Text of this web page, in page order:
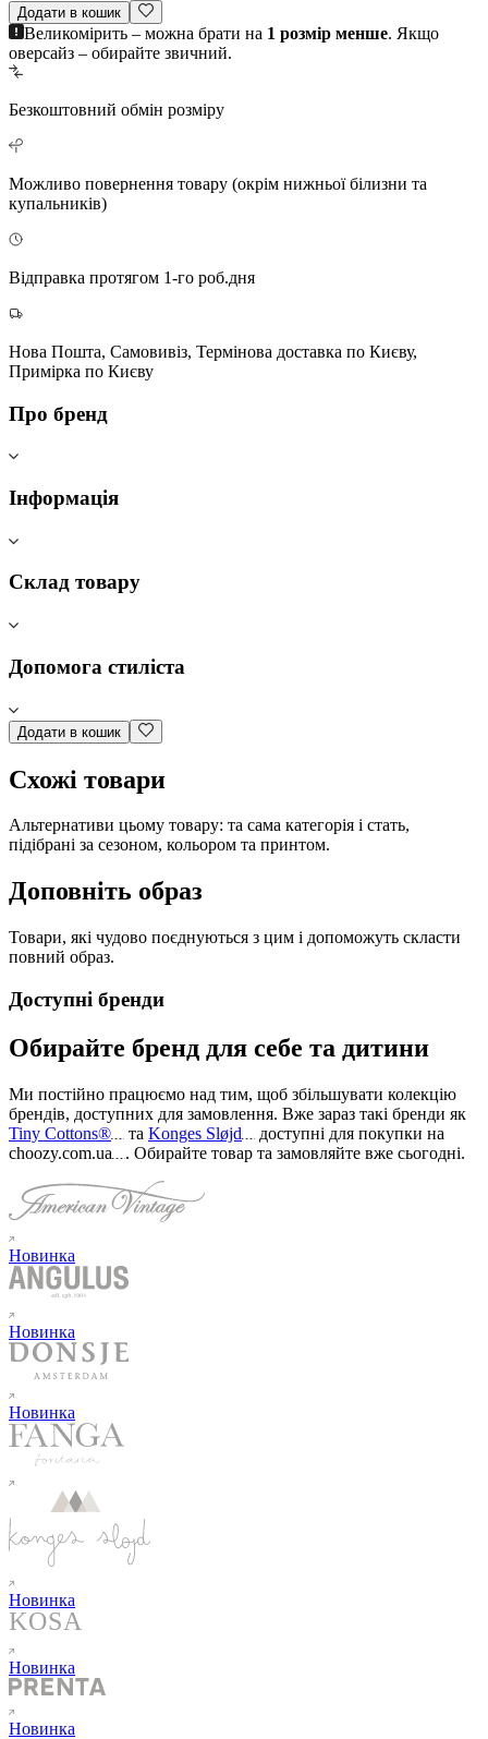
Додати в кошик
Великомірить – можна брати на 1 розмір менше. Якщо
оверсайз – обирайте звичний.
Безкоштовний обмін розміру
Можливо повернення товару (окрім нижньої білизни та
купальників)
Відправка протягом 1-го роб.дня
Нова Пошта, Самовивіз, Термінова доставка по Києву,
Примірка по Києву
Про бренд
Інформація
Склад товару
Допомога стиліста
Додати в кошик
Схожі товари
Альтернативи цьому товару: та сама категорія і стать,
підібрані за сезоном, кольором та принтом.
Доповніть образ
Товари, які чудово поєднуються з цим і допоможуть скласти
повний образ.
Доступні бренди
Обирайте бренд для себе та дитини
Ми постійно працюємо над тим, щоб збільшувати колекцію
брендів, доступних для замовлення. Вже зараз такі бренди як
Tiny Cottons®
та Konges Sløjd
доступні для покупки на
choozy.com.ua
. Обирайте товар та замовляйте вже сьогодні.
Новинка
Новинка
Новинка
Новинка
Новинка
Новинка